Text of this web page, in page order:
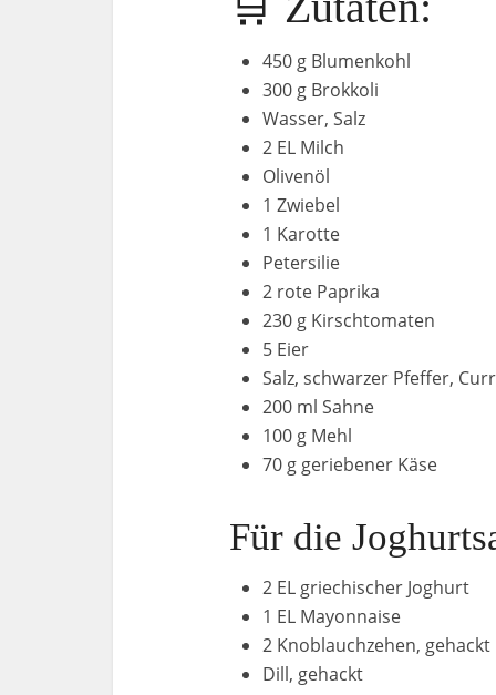
450 g Blumenkohl
300 g Brokkoli
Wasser, Salz
2 EL Milch
Olivenöl
1 Zwiebel
1 Karotte
Petersilie
2 rote Paprika
230 g Kirschtomaten
5 Eier
Salz, schwarzer Pfeffer,
200 ml Sahne
100 g Mehl
70 g geriebener Käse
Für die
2 EL griechischer Joghurt
1 EL Mayonnaise
2 Knoblauchzehen, gehackt
Dill, gehackt